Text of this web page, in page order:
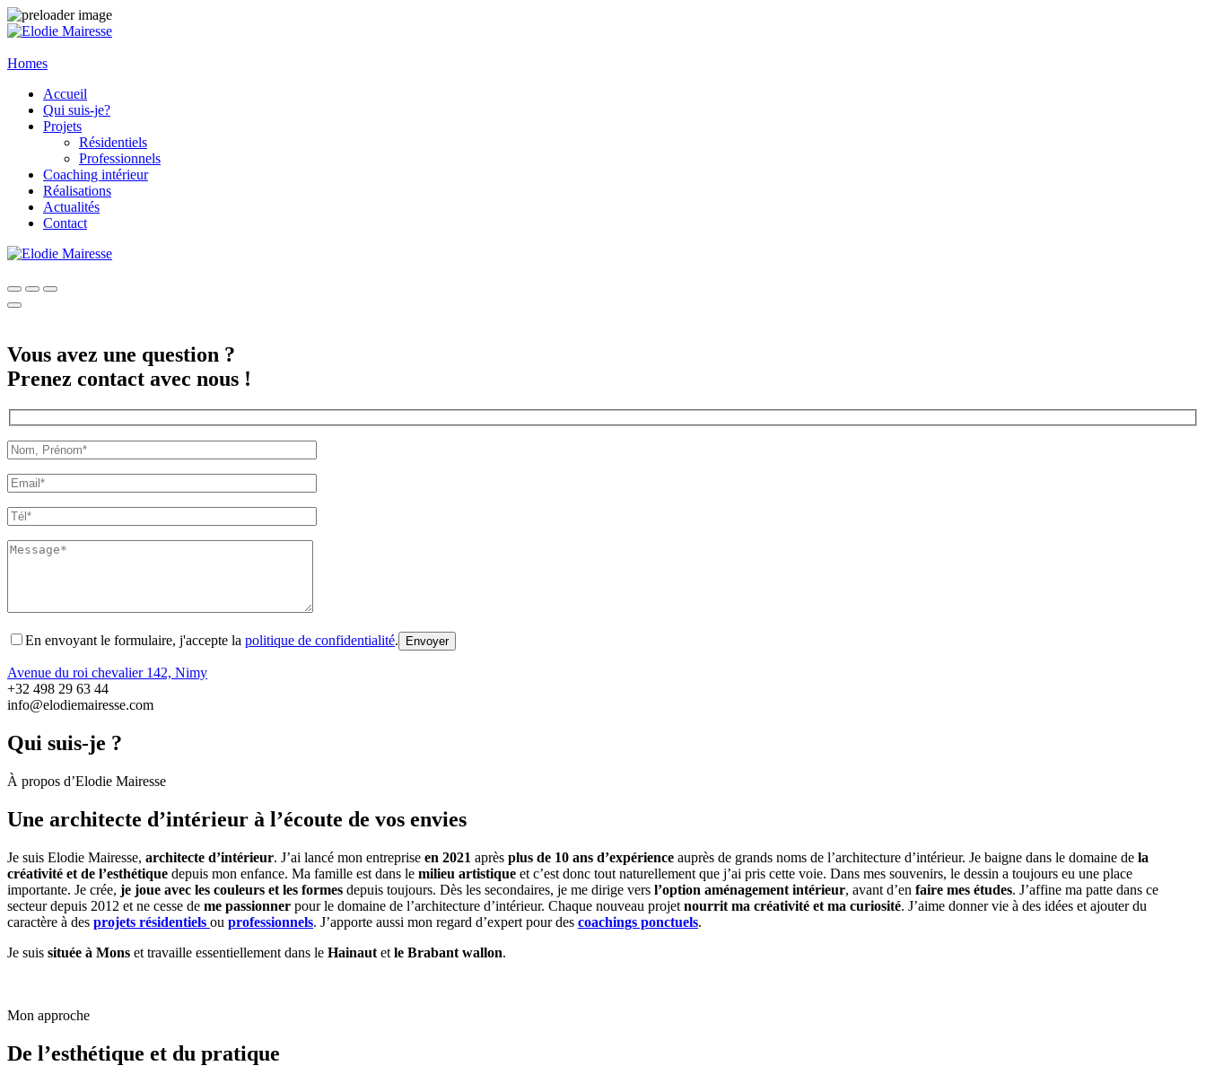
Homes
Accueil
Qui suis-je?
Projets
Résidentiels
Professionnels
Coaching intérieur
Réalisations
Actualités
Contact
Vous avez une question ?
Prenez contact avec nous !
En envoyant le formulaire, j'accepte la politique de confidentialité.
Avenue du roi chevalier 142, Nimy
+32 498 29 63 44
info@elodiemairesse.com
Qui suis-je ?
À propos d’Elodie Mairesse
Une architecte d’intérieur à l’écoute de vos envies
Je suis Elodie Mairesse, architecte d’intérieur. J’ai lancé mon entreprise en 2021 après plus de 10 ans d’expérience auprès de grands noms de l’architecture d’intérieur. Je baigne dans le domaine de la
créativité et de l’esthétique depuis mon enfance. Ma famille est dans le milieu artistique et c’est donc tout naturellement que j’ai pris cette voie. Dans mes souvenirs, le dessin a toujours eu une place
importante. Je crée, je joue avec les couleurs et les formes depuis toujours. Dès les secondaires, je me dirige vers l’option aménagement intérieur, avant d’en faire mes études. J’affine ma patte dans ce
secteur depuis 2012 et ne cesse de me passionner pour le domaine de l’architecture d’intérieur. Chaque nouveau projet nourrit ma créativité et ma curiosité. J’aime donner vie à des idées et ajouter du
caractère à des projets résidentiels ou professionnels. J’apporte aussi mon regard d’expert pour des coachings ponctuels.
Je suis située à Mons et travaille essentiellement dans le Hainaut et le Brabant wallon.
Mon approche
De l’esthétique et du pratique